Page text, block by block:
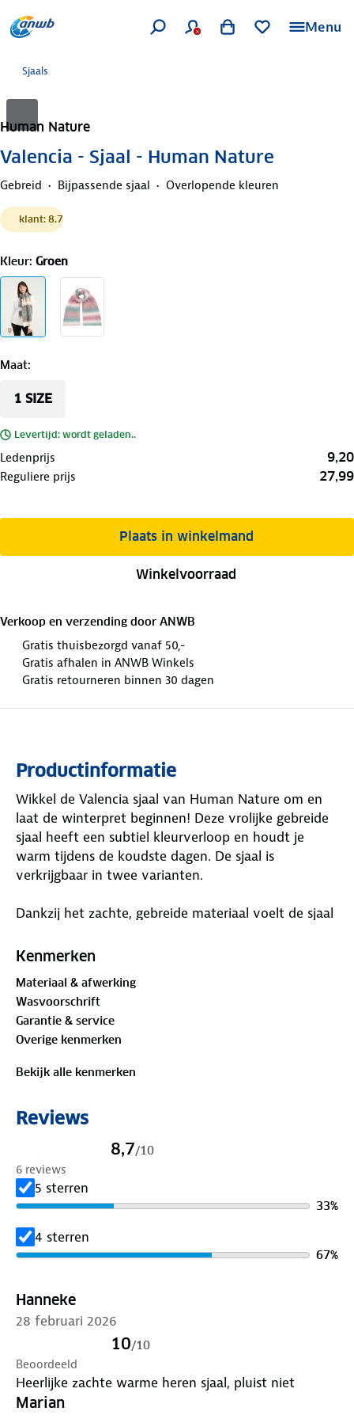
Menu
Sjaals
Human Nature
Valencia - Sjaal - Human Nature
Gebreid Bijpassende sjaal Overlopende kleuren
klant: 8.7
Kleur: Groen
Maat:
1 SIZE
Levertijd: wordt geladen..
Ledenprijs 9,20
Reguliere prijs 27,99
Plaats in winkelmand
Winkelvoorraad
Verkoop en verzending door ANWB
Gratis thuisbezorgd vanaf 50,-
Gratis afhalen in ANWB Winkels
Gratis retourneren binnen 30 dagen
Productinformatie
Wikkel de Valencia sjaal van Human Nature om en
laat de winterpret beginnen! Deze vrolijke gebreide
sjaal heeft een subtiel kleurverloop en houdt je
warm tijdens de koudste dagen. De sjaal is
verkrijgbaar in twee varianten.
Dankzij het zachte, gebreide materiaal voelt de sjaal
sjaal met de bijpassende muts en je bent klaar voor
Materialen:
58% acryl, 29% polyester, 9% polyamide, 4% wol
Kenmerken
Materiaal & afwerking
Wasvoorschrift
Garantie & service
Overige kenmerken
Bekijk alle kenmerken
Reviews
8,7/10
6 reviews
5 sterren
33%
4 sterren
67%
Hanneke
28 februari 2026
10/10
Beoordeeld
Heerlijke zachte warme heren sjaal, pluist niet
Marian